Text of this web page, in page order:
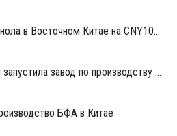
Sinopec повысил цены фенола в Восточном Китае на CNY100 за тонну
Китайская Jiangsu Ruiheng запустила завод по производству фенола и ацетона
БФА в Китае